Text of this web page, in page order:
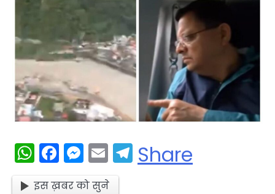
WhatsApp
Facebook
Messenger
EmailTelegram
Share
इस ख़बर को सुने